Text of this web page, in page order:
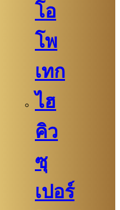
โอ
โพ
เทก
ไฮ
คิว​​
ซุ
เปอร์